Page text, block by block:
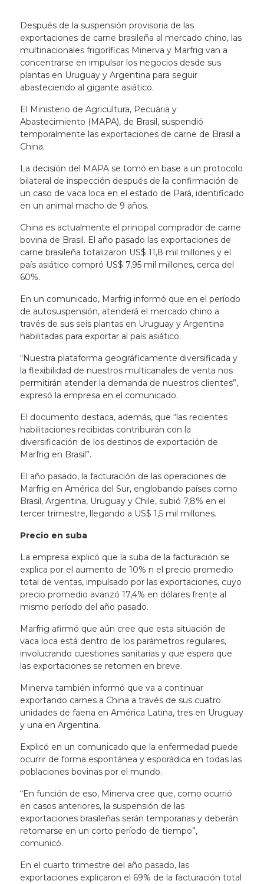
Después de la suspensión provisoria de las
exportaciones de carne brasileña al mercado chino, las
multinacionales frigoríficas Minerva y Marfrig van a
concentrarse en impulsar los negocios desde sus
plantas en Uruguay y Argentina para seguir
abasteciendo al gigante asiático.
El Ministerio de Agricultura, Pecuária y
Abastecimiento (MAPA), de Brasil, suspendió
temporalmente las exportaciones de carne de Brasil a
China.
La decisión del MAPA se tomó en base a un protocolo
bilateral de inspección después de la confirmación de
un caso de vaca loca en el estado de Pará, identificado
en un animal macho de 9 años.
China es actualmente el principal comprador de carne
bovina de Brasil. El año pasado las exportaciones de
carne brasileña totalizaron US$ 11,8 mil millones y el
país asiático compró US$ 7,95 mil millones, cerca del
60%.
En un comunicado, Marfrig informó que en el período
de autosuspensión, atenderá el mercado chino a
través de sus seis plantas en Uruguay y Argentina
habilitadas para exportar al país asiático.
“Nuestra plataforma geográficamente diversificada y
la flexibilidad de nuestros multicanales de venta nos
permitirán atender la demanda de nuestros clientes”,
expresó la empresa en el comunicado.
El documento destaca, además, que “las recientes
habilitaciones recibidas contribuirán con la
diversificación de los destinos de exportación de
Marfrig en Brasil”.
El año pasado, la facturación de las operaciones de
Marfrig en América del Sur, englobando países como
Brasil, Argentina, Uruguay y Chile, subió 7,8% en el
tercer trimestre, llegando a US$ 1,5 mil millones.
Precio en suba
La empresa explicó que la suba de la facturación se
explica por el aumento de 10% n el precio promedio
total de ventas, impulsado por las exportaciones, cuyo
precio promedio avanzó 17,4% en dólares frente al
mismo período del año pasado.
Marfrig afirmó que aún cree que esta situación de
vaca loca está dentro de los parámetros regulares,
involucrando cuestiones sanitarias y que espera que
las exportaciones se retomen en breve.
Minerva también informó que va a continuar
exportando carnes a China a través de sus cuatro
unidades de faena en América Latina, tres en Uruguay
y una en Argentina.
Explicó en un comunicado que la enfermedad puede
ocurrir de forma espontánea y esporádica en todas las
poblaciones bovinas por el mundo.
“En función de eso, Minerva cree que, como ocurrió
en casos anteriores, la suspensión de las
exportaciones brasileñas serán temporarias y deberán
retomarse en un corto período de tiempo”,
comunicó.
En el cuarto trimestre del año pasado, las
exportaciones explicaron el 69% de la facturación total